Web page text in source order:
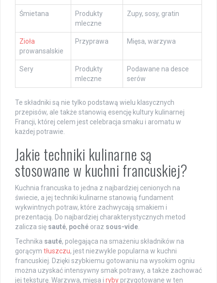
Śmietana
Produkty
mleczne
Zupy, sosy, gratin
Zioła
prowansalskie
Przyprawa Mięsa, warzywa
Sery
Produkty
mleczne
Podawane na desce
serów
Te składniki są nie tylko podstawą wielu klasycznych
przepisów, ale także stanowią esencję kultury kulinarnej
Francji, której celem jest celebracja smaku i aromatu w
każdej potrawie.
Jakie techniki kulinarne są
stosowane w kuchni francuskiej?
Kuchnia francuska to jedna z najbardziej cenionych na
świecie, a jej techniki kulinarne stanowią fundament
wykwintnych potraw, które zachwycają smakiem i
prezentacją. Do najbardziej charakterystycznych metod
zalicza się sauté, poché oraz sous-vide
Technika sauté, polegająca na smażeniu składników na
gorącym tłuszczu, jest niezwykle popularna w kuchni
francuskiej. Dzięki szybkiemu gotowaniu na wysokim ogniu
można uzyskać intensywny smak potrawy, a także zachować
jej teksturę. Warzywa, mięsa i ryby przygotowane w ten